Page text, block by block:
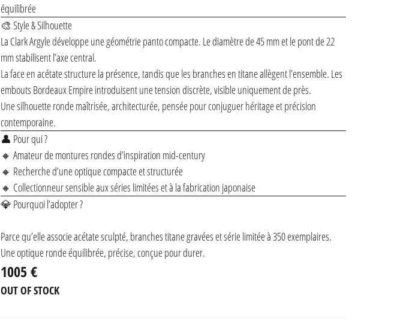
équilibrée
🎨 Style & Silhouette
La Clark Argyle développe une géométrie panto compacte. Le diamètre de 45 mm et le pont de 22
mm stabilisent l’axe central.
La face en acétate structure la présence, tandis que les branches en titane allègent l’ensemble. Les
embouts Bordeaux Empire introduisent une tension discrète, visible uniquement de près.
Une silhouette ronde maîtrisée, architecturée, pensée pour conjuguer héritage et précision
contemporaine.
👤 Pour qui ?
🔸 Amateur de montures rondes d’inspiration mid-century
🔸 Recherche d’une optique compacte et structurée
🔸 Collectionneur sensible aux séries limitées et à la fabrication japonaise
💎 Pourquoi l’adopter ?
Parce qu’elle associe acétate sculpté, branches titane gravées et série limitée à 350 exemplaires.
Une optique ronde équilibrée, précise, conçue pour durer.
1005 €
OUT OF STOCK